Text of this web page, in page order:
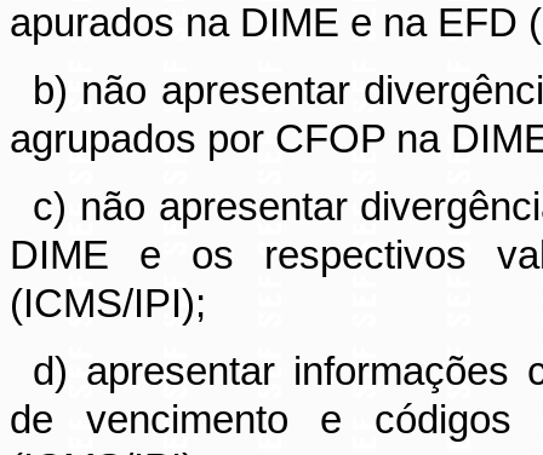
apurados na DIME e na EFD
b) não apresentar
agrupados por CFOP na
c) não apresentar
DIME e os respectivos
(ICMS/IPI);
d) apresentar informações
de vencimento e